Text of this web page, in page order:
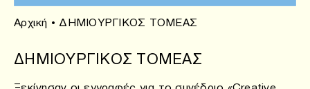
Αρχική • ΔΗΜΙΟΥΡΓΙΚΟΣ ΤΟΜΕΑΣ
ΔΗΜΙΟΥΡΓΙΚΟΣ ΤΟΜΕΑΣ